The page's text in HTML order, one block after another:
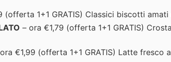
(offerta 1+1 GRATIS) Classici biscotti
– ora €1,79 (offerta 1+1 GRATIS)
€1,99 (offerta 1+1 GRATIS) Latte fresco